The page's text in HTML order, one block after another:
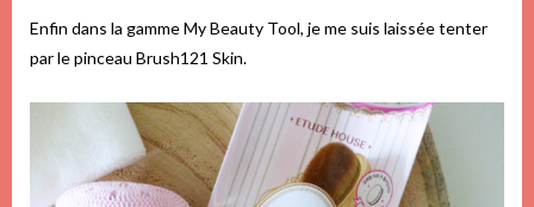
Enfin dans la gamme My Beauty Tool, je me suis laissée tenter
par le pinceau Brush121 Skin.